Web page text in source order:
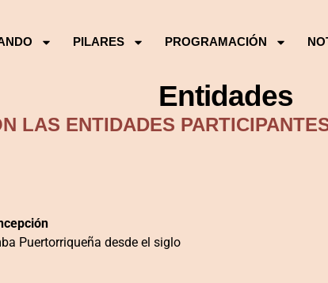
PILARES PROGRAMACIÓN
Entidades
LAS ENTIDADES
Puertorriqueña desde el siglo